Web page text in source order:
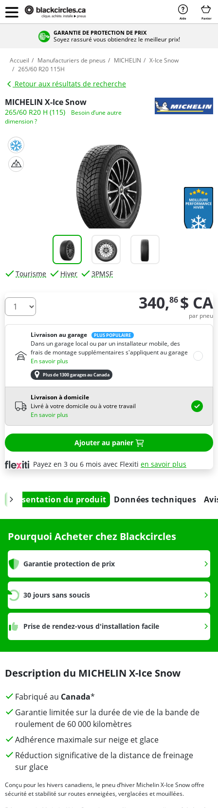
Aide Panier
GARANTIE DE PROTECTION DE PRIX
Soyez rassuré vous obtiendrez le meilleur prix!
Accueil Manufacturiers de pneus MICHELIN
X-Ice Snow
265/60 R20 115H
Retour aux résultats de recherche
MICHELIN X-Ice Snow
265/60 R20 H (115)
Besoin d’une autre
dimension ?
Tourisme Hiver 3PMSF
De combien de pneus avez-vous besoin ? 340,86 $ CA
par pneu
Livraison au garage PLUS POPULAIRE
Dans un garage local ou par un installateur mobile, des
frais de montage supplémentaires s'appliquent au garage
En savoir plus
Plus de 1300 garages au Canada
Livraison à domicile
Livré à votre domicile ou à votre travail
En savoir plus
Ajouter au panier
Payez en 3 ou 6 mois avec Flexiti en savoir plus
Présentation du produit Données techniques
Pourquoi Acheter chez Blackcircles
Garantie protection de prix
30 jours sans soucis
Prise de rendez-vous d'installation facile
Description du MICHELIN X-Ice Snow
Fabriqué au Canada*
Garantie limitée sur la durée de vie de la bande de
roulement de 60 000 kilomètres
Adhérence maximale sur neige et glace
Réduction significative de la distance de freinage
sur glace
Conçu pour les hivers canadiens, le pneu d’hiver Michelin X-Ice Snow offre
sécurité et stabilité sur routes enneigées, verglacées et mouillées.